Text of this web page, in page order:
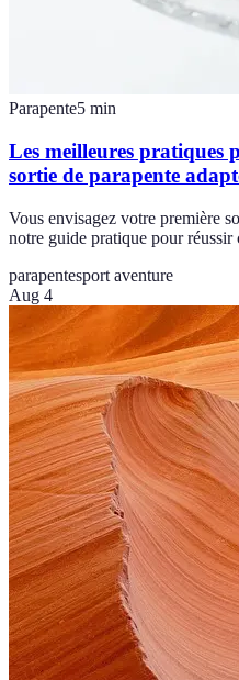
Parapente5 min
Les meilleures pratiques
sortie de parapente
Vous envisagez votre première
notre guide pratique pour
parapentesport aventure
Aug 4